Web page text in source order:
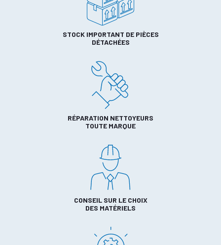
STOCK IMPORTANT DE PIÈCES
DÉTACHÉES
RÉPARATION NETTOYEURS
TOUTE MARQUE
CONSEIL SUR LE CHOIX
DES MATÉRIELS